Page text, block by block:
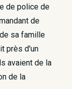
de police de
de
sa famille
près d'un
avaient de la
de la